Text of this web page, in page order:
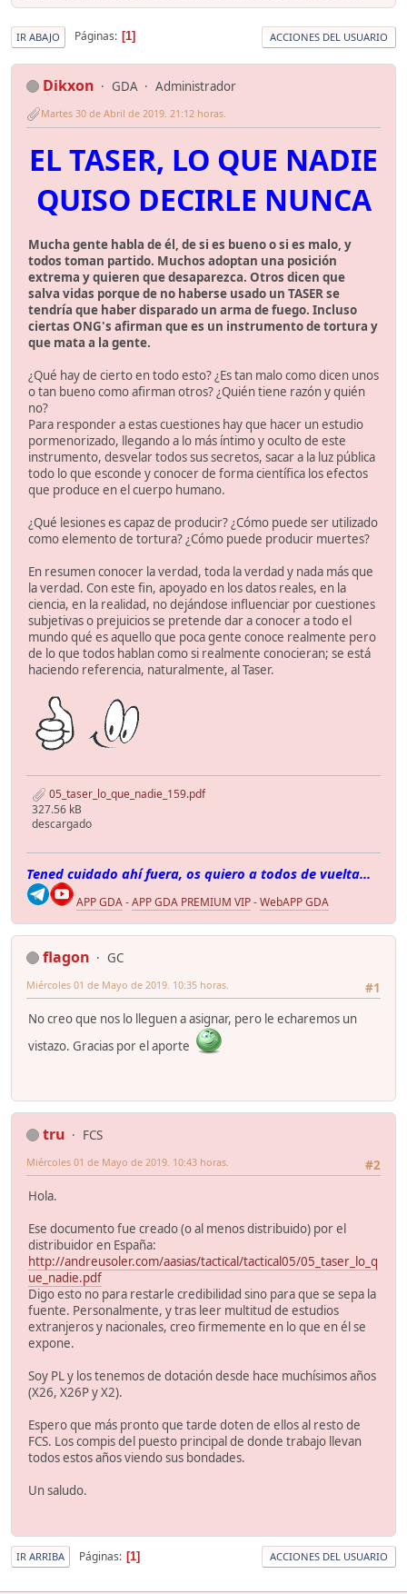
IR ABAJO Páginas 1 ACCIONES DEL USUARIO
Dikxon GDA Administrador
Martes 30 de Abril de 2019. 21:12 horas.
EL TASER, LO QUE NADIE
QUISO DECIRLE NUNCA
Mucha gente habla de él, de si es bueno o si es malo, y
todos toman partido. Muchos adoptan una posición
extrema y quieren que desaparezca. Otros dicen que
salva vidas porque de no haberse usado un TASER se
tendría que haber disparado un arma de fuego. Incluso
ciertas ONG's afirman que es un instrumento de tortura y
que mata a la gente.
¿Qué hay de cierto en todo esto? ¿Es tan malo como dicen unos
o tan bueno como afirman otros? ¿Quién tiene razón y quién
no?
Para responder a estas cuestiones hay que hacer un estudio
pormenorizado, llegando a lo más íntimo y oculto de este
instrumento, desvelar todos sus secretos, sacar a la luz pública
todo lo que esconde y conocer de forma científica los efectos
que produce en el cuerpo humano.
¿Qué lesiones es capaz de producir? ¿Cómo puede ser utilizado
como elemento de tortura? ¿Cómo puede producir muertes?
En resumen conocer la verdad, toda la verdad y nada más que
la verdad. Con este fin, apoyado en los datos reales, en la
ciencia, en la realidad, no dejándose influenciar por cuestiones
subjetivas o prejuicios se pretende dar a conocer a todo el
mundo qué es aquello que poca gente conoce realmente pero
de lo que todos hablan como si realmente conocieran; se está
haciendo referencia, naturalmente, al Taser.
05_taser_lo_que_nadie_159.pdf
327.56 kB
descargado
Tened cuidado ahí fuera, os quiero a todos de vuelta...
APP GDA-APP GDA PREMIUM VIP-WebAPP GDA
flagon
GC
#1
Miércoles 01 de Mayo de 2019. 10:35 horas.
No creo que nos lo lleguen a asignar, pero le echaremos un
vistazo. Gracias por el aporte
tru
FCS
#2
Miércoles 01 de Mayo de 2019. 10:43 horas.
Hola.
Ese documento fue creado (o al menos distribuido) por el
distribuidor en España:
http://andreusoler.com/aasias/tactical/tactical05/05_taser_lo_q
ue_nadie.pdf
Digo esto no para restarle credibilidad sino para que se sepa la
fuente. Personalmente, y tras leer multitud de estudios
extranjeros y nacionales, creo firmemente en lo que en él se
expone.
Soy PL y los tenemos de dotación desde hace muchísimos años
(X26, X26P y X2).
Espero que más pronto que tarde doten de ellos al resto de
FCS. Los compis del puesto principal de donde trabajo llevan
todos estos años viendo sus bondades.
Un saludo.
IR ARRIBA Páginas 1 ACCIONES DEL USUARIO